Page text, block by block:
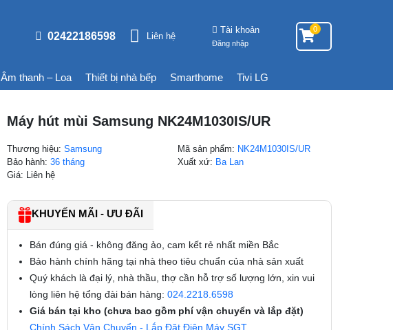
02422186598 Liên hệ
Tài khoản
Đăng nhập
0
Âm thanh – Loa Thiết bị nhà bếp Smarthome Tivi LG
Máy hút mùi Samsung NK24M1030IS/UR
Thương hiệu:Samsung
Bảo hành:36 tháng
Mã sản phẩm: NK24M1030IS/UR
Xuất xứ: Ba Lan
Giá: Liên hệ
KHUYẾN MÃI - ƯU ĐÃI
Bán đúng giá - không đăng ảo, cam kết rẻ nhất miền Bắc
Bảo hành chính hãng tại nhà theo tiêu chuẩn của nhà sản xuất
Quý khách là đại lý, nhà thầu, thợ cần hỗ trợ số lượng lớn, xin vui
lòng liên hệ tổng đài bán hàng:024.2218.6598
Giá bán tại kho (chưa bao gồm phí vận chuyển và lắp đặt)
Chính Sách Vận Chuyển - Lắp Đặt Điện Máy SGT